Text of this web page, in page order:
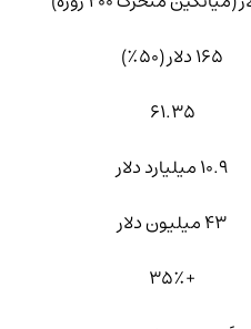
۱۶۵ دلار (۵۰٪)
۶۱.۳۵
۱۰.۹ میلیارد دلار
۴۳ میلیون دلار